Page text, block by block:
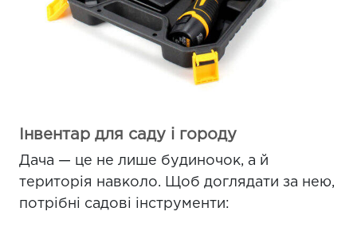
Інвентар для саду і городу
Дача — це не лише будиночок, а й
територія навколо. Щоб доглядати за нею,
потрібні садові інструменти: